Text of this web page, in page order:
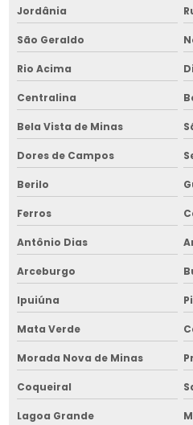
Serviço de manutenção de
Serviço de manutenção de
grãos
Serviço de manutenção de
Serviço de manutenção de
Serviço de manutenção de
Serviço de manutenção de
Jordânia
São Geraldo
Rio Acima
Centralina
Bela Vista de Minas
Dores de Campos
Berilo
Ferros
Antônio Dias
Arceburgo
Ipuiúna
Mata Verde
Morada Nova de Minas
Coqueiral
Lagoa Grande